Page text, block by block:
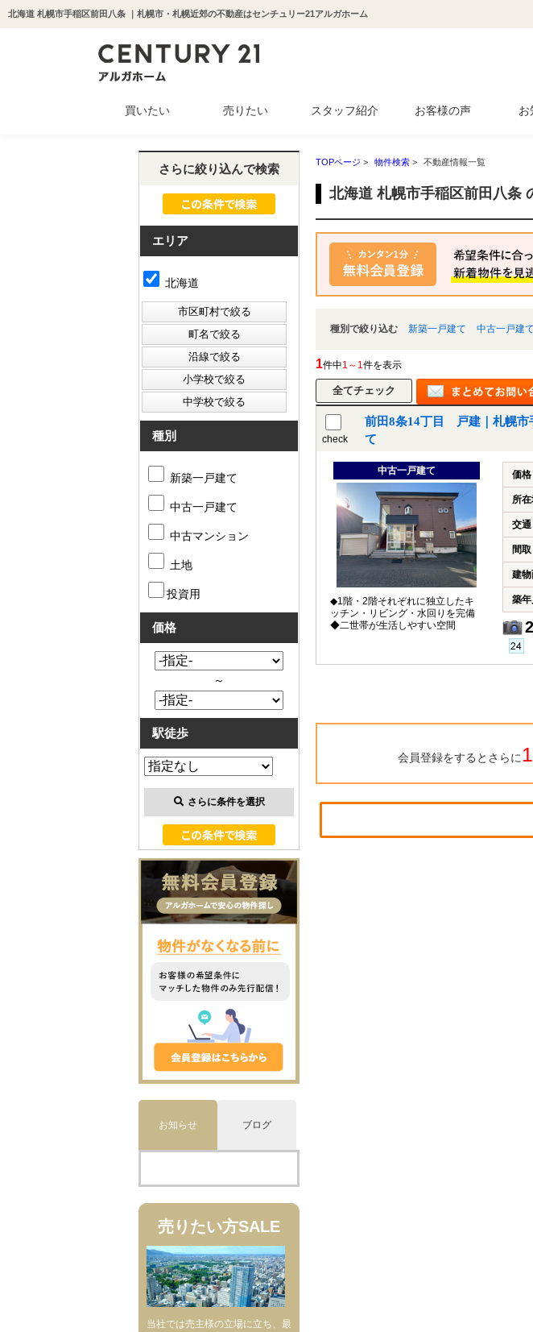
北海道 札幌市手稲区前田八条 ｜札幌市・札幌近郊の不動産はセンチュリー21アルガホーム
買いたい
新築一戸建て
中古一戸建て
中古マンション
土地
収益物件
売りたい スタッフ紹介 お客様の声 お
TOPページ > 物件検索 > 不動産情報一覧
北海道 札幌市手稲区前田八条
種別で絞り込む 新築一戸建て 中古一戸建て
1件中1～1件を表示
check
前田8条14丁目 戸建｜札幌市
て
中古一戸建て
◆1階・2階それぞれに独立したキ
ッチン・リビング・水回りを完備
◆二世帯が生活しやすい空間
価格
所
交通
間取
建
築年
会員登録をするとさらに
さらに絞り込んで検索
エリア
北海道
種別
新築一戸建て
中古一戸建て
中古マンション
土地
投資用
価格
～
駅徒歩
さらに条件を選択
お知らせ ブログ
売りたい方SALE
当社では売主様の立場に立ち、最